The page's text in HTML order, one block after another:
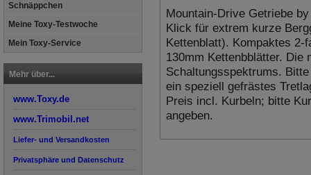
Schnäppchen
Meine Toxy-Testwoche
Mein Toxy-Service
Mehr über...
www.Toxy.de
www.Trimobil.net
Liefer- und Versandkosten
Privatsphäre und Datenschutz
Mountain-Drive Getriebe
Klick für extrem kurze
Kettenblatt). Kompaktes 2-
130mm Kettenbblätter. Die
Schaltungsspektrums.
ein speziell gefrästes
Preis incl. Kurbeln; bitte
angeben.